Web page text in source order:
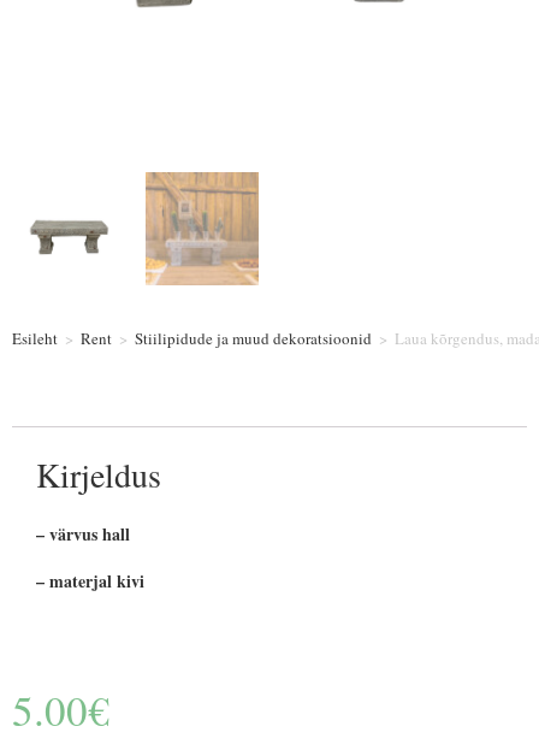
Esileht > Rent > Stiilipidude ja muud dekoratsioonid > Laua kõrgendus,
Kirjeldus
– värvus hall
– materjal kivi
5.00€